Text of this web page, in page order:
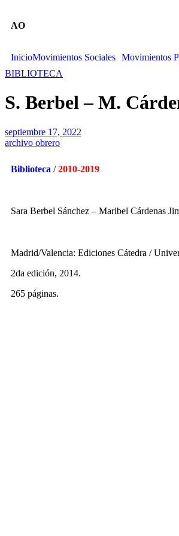
AO
InicioMovimientos Sociales Movimientos
BIBLIOTECA
S. Berbel – M.
septiembre 17, 2022
archivo obrero
Biblioteca /2010-2019
Sara Berbel Sánchez – Maribel Cárdenas
Madrid/Valencia: Ediciones Cátedra /
2da edición, 2014.
265 páginas.